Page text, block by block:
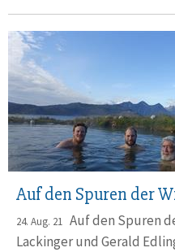
Auf den Spuren der
24. Aug. 21 Auf den Spuren
Lackinger und Gerald